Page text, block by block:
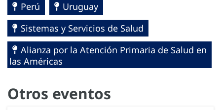
Perú
Uruguay
Sistemas y Servicios de Salud
Alianza por la Atención Primaria de Salud en
las Américas
Otros eventos